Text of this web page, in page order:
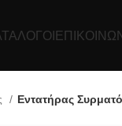
Εντατήρας